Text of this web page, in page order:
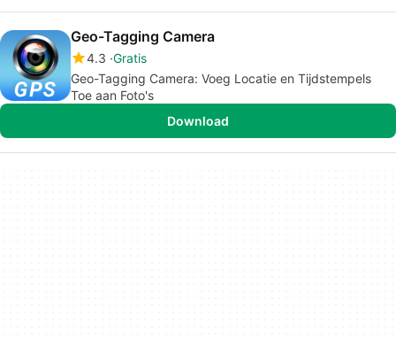
Geo-Tagging Camera
4.3 Gratis
Geo-Tagging Camera: Voeg Locatie en Tijdstempels
Toe aan Foto's
Download